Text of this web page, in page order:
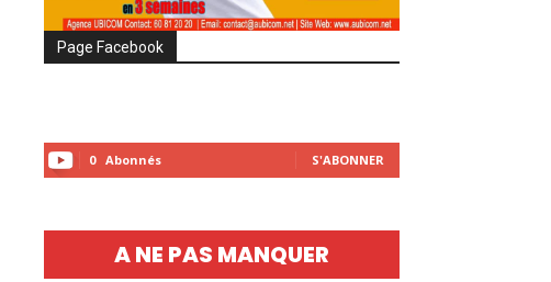
Page Facebook
0 Abonnés S'ABONNER
A NE PAS MANQUER